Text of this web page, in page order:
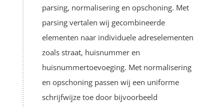
parsing, normalisering en opschoning. Met
parsing vertalen wij gecombineerde
elementen naar individuele adreselementen
zoals straat, huisnummer en
huisnummertoevoeging. Met normalisering
en opschoning passen wij een uniforme
schrijfwijze toe door bijvoorbeeld